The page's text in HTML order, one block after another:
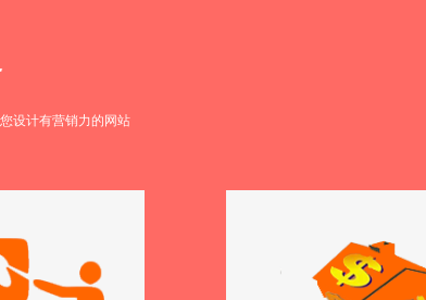
设计有营销力的网站